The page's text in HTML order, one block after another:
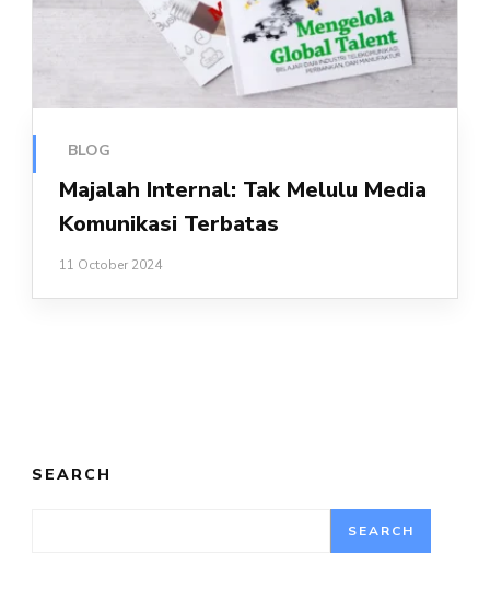
BLOG
Majalah Internal: Tak Melulu Media
Komunikasi Terbatas
11 October 2024
SEARCH
SEARCH